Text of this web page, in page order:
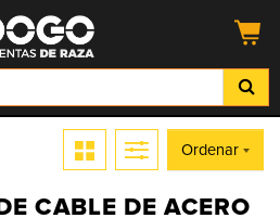
CABLE DE ACERO
Ordenar